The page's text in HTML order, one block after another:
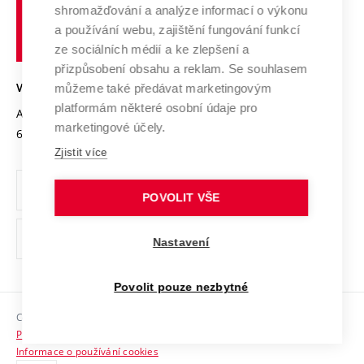
Transfer znalostí
Open Science
Projekty
Projekty ze strukturálních fondů
Specifický výzkum
Služby univerzity
Mezinárodní dohody
Univerzitní sítě
Udržitelná univerzita
Podnikavá univerzita / ContriBUTe
Bezpečná univerzita
Vyznamenání
Organizační struktura
Ochrana osobních údajů
odkaz)
Sociální bezpečí
HR Award
učení
technické
VYSOKÉ UČENÍ TECHNICKÉ V BRNĚ
Antonínská 548/1
602 00 Brno
www.vut.cz
vut@vutbr.cz
Copyright © 2026 VUT
Prohlášení o přístupnosti
Informace o používání cookies
shromažďování a analýze informací o výkonu
a používání webu, zajištění fungování funkcí
ze sociálních médií a ke zlepšení a
přizpůsobení obsahu a reklam. Se souhlasem
můžeme také předávat marketingovým
platformám některé osobní údaje pro
marketingové účely.
Zjistit více
POVOLIT VŠE
Nastavení
Povolit pouze nezbytné